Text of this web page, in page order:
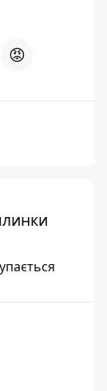
😡